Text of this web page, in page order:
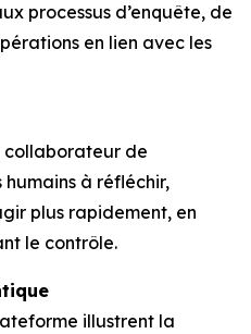
processus d’enquête, de
en lien avec les
collaborateur de
à réfléchir,
plus rapidement, en
le contrôle.
illustrent la